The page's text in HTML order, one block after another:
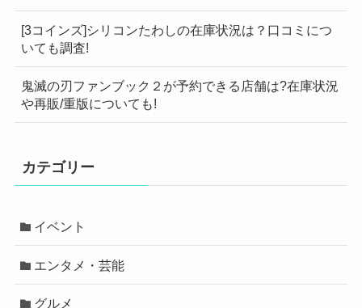
[3コインズ]シリコンたわしの在庫状況は？口コミにつ
いても調査!
鬼滅の刃ファンブック２が予約できる店舗は?在庫状況
や再販/重版についても!
カテゴリー
イベント
エンタメ・芸能
グルメ